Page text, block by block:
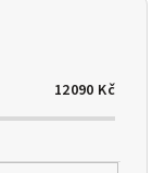
12090 Kč